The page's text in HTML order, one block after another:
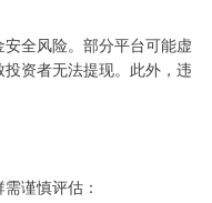
全风险。部分平台可能虚
资者无法提现。此外，违
谨慎评估：